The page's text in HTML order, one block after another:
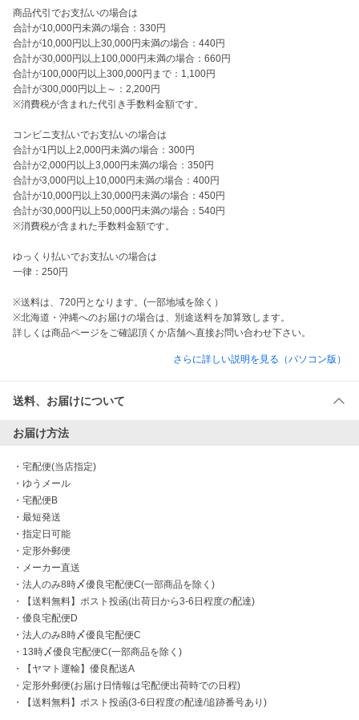
商品代引でお支払いの場合は
合計が10,000円未満の場合：330円
合計が10,000円以上30,000円未満の場合：440円
合計が30,000円以上100,000円未満の場合：660円
合計が100,000円以上300,000円まで：1,100円
合計が300,000円以上～：2,200円
※消費税が含まれた代引き手数料金額です。
コンビニ支払いでお支払いの場合は
合計が1円以上2,000円未満の場合：300円
合計が2,000円以上3,000円未満の場合：350円
合計が3,000円以上10,000円未満の場合：400円
合計が10,000円以上30,000円未満の場合：450円
合計が30,000円以上50,000円未満の場合：540円
※消費税が含まれた手数料金額です。
ゆっくり払いでお支払いの場合は
一律：250円
※送料は、720円となります。(一部地域を除く）
※北海道・沖縄へのお届けの場合は、別途送料を加算致します。
詳しくは商品ページをご確認頂くか店舗へ直接お問い合わせ下さい。
さらに詳しい説明を見る（パソコン版）
送料、お届けについて
お届け方法
・ 宅配便(当店指定)
・ ゆうメール
・ 宅配便B
・ 最短発送
・ 指定日可能
・ 定形外郵便
・ メーカー直送
・ 法人のみ8時〆優良宅配便C(一部商品を除く)
・
【送料無料】ポスト投函(出荷日から3-6日程度の配達)
・ 優良宅配便D
・ 法人のみ8時〆優良宅配便C
・ 13時〆優良宅配便C(一部商品を除く)
・
【ヤマト運輸】優良配送A
・ 定形外郵便(お届け日情報は宅配便出荷時での日程)
・
【送料無料】ポスト投函(3-6日程度の配達/追跡番号あり)